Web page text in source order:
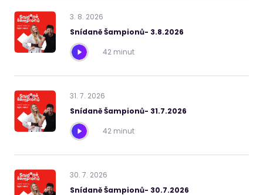
3. 8. 2026
Snídaně Šampionů- 3.8.2026
42 minut
31. 7. 2026
Snídaně Šampionů- 31.7.2026
42 minut
30. 7. 2026
Snídaně Šampionů- 30.7.2026